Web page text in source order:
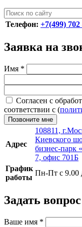
Телефон: +7(499) 702
Заявка на
Имя *
Согласен с
соответствии с (
Позвоните мне
Адрес
108811,
Киевского
бизнес-парк
7, офис 701Б
График
работы
Пн-Пт с 9.00
Задать вопрос
Ваше имя *